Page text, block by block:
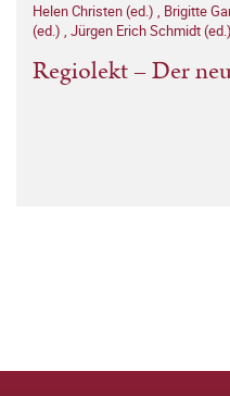
Helen Christen (ed.) , Brigitte
(ed.) , Jürgen Erich Schmidt (ed.)
Regiolekt – Der